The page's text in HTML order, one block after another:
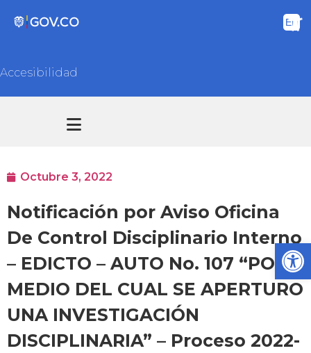
Accesibilidad
Octubre 3, 2022
Notificación por Aviso Oficina
De Control Disciplinario Interno
– EDICTO – AUTO No. 107 “POR
MEDIO DEL CUAL SE APERTURO
UNA INVESTIGACIÓN
DISCIPLINARIA” – Proceso 2022-